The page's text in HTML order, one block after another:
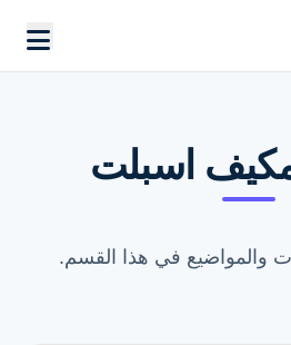
اسبلت
والمواضيع في هذا القسم.